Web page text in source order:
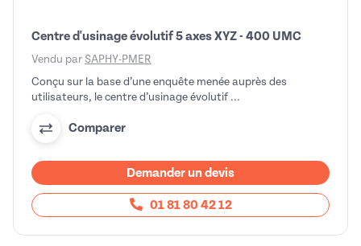
Centre d'usinage évolutif 5 axes XYZ - 400 UMC
Vendu par SAPHY-PMER
Conçu sur la base d’une enquête menée auprès des
utilisateurs, le centre d’usinage évolutif ...
Comparer
Demander un devis
01 81 80 42 12